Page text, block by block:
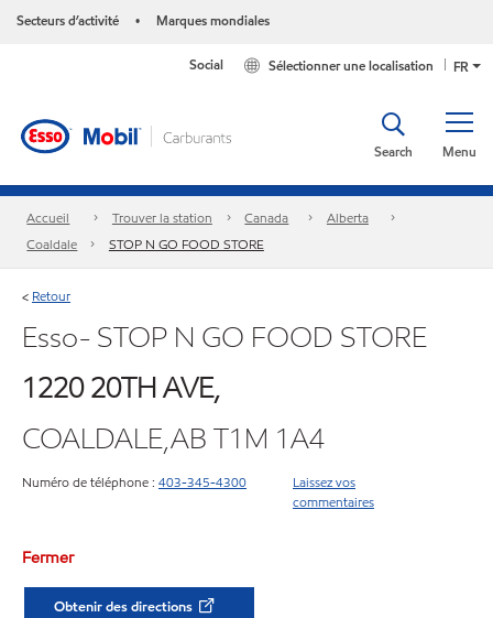
Secteurs d’activité • Marques mondiales
FR
Sélectionner une localisation
Social
Menu
Search
Accueil Trouver la station Canada
Alberta
Coaldale
STOP N GO FOOD STORE
< Retour
Esso- STOP N GO FOOD STORE
1220 20TH AVE,
COALDALE,AB T1M 1A4
Numéro de téléphone : 403-345-4300
Laissez vos
commentaires
Fermer
Obtenir des directions